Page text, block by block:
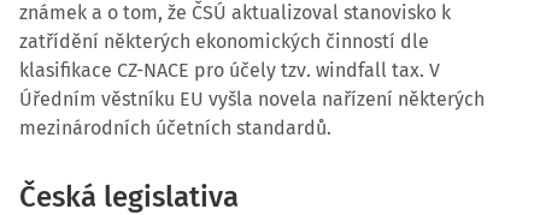
známek a o tom, že ČSÚ aktualizoval stanovisko k
zatřídění některých ekonomických činností dle
klasifikace CZ-NACE pro účely tzv. windfall tax. V
Úředním věstníku EU vyšla novela nařízení některých
mezinárodních účetních standardů.
Česká legislativa